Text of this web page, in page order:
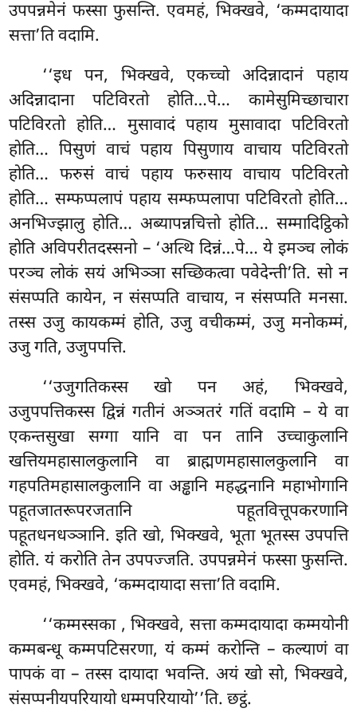
उपपन्नमेनं फस्सा फुसन्ति. एवमहं, भिक्खवे, ‘कम्मदायादा
सत्ता’ति वदामि.
‘‘इध पन, भिक्खवे, एकच्चो अदिन्नादानं पहाय
अदिन्नादाना पटिविरतो होति…पे… कामेसुमिच्छाचारा
पटिविरतो होति… मुसावादंपहाय मुसावादा पटिविरतो
होति… पिसुणं वाचं पहाय पिसुणाय वाचाय पटिविरतो
होति… फरुसं वाचं पहाय फरुसाय वाचाय पटिविरतो
होति… सम्फप्पलापं पहाय सम्फप्पलापा पटिविरतो होति…
अनभिज्झालु होति… अब्यापन्नचित्तो होति… सम्मादिट्ठिको
होति अविपरीतदस्सनो – ‘अत्थि दिन्नं…पे… ये इमञ्च लोकं
परञ्च लोकं सयं अभिञ्ञा सच्छिकत्वा पवेदेन्ती’ति. सो न
संसप्पति कायेन, न संसप्पति वाचाय, न संसप्पति मनसा.
तस्स उजु कायकम्मं होति, उजु वचीकम्मं, उजु मनोकम्मं,
उजु गति, उजुपपत्ति.
‘‘उजुगतिकस्सखो पन अहं, भिक्खवे,
उजुपपत्तिकस्स द्विन्नं गतीनं अञ्ञतरं गतिं वदामि – ये वा
एकन्तसुखा सग्गा यानि वा पन तानि उच्चाकुलानि
खत्तियमहासालकुलानि वा ब्राह्मणमहासालकुलानि वा
गहपतिमहासालकुलानि वा अड्ढानि महद्धनानि महाभोगानि
पहूतजातरूपरजतानि पहूतवित्तूपकरणानि
पहूतधनधञ्ञानि. इति खो, भिक्खवे, भूता भूतस्स उपपत्ति
होति. यं करोति तेन उपपज्जति. उपपन्नमेनं फस्सा फुसन्ति.
एवमहं, भिक्खवे, ‘कम्मदायादा सत्ता’ति वदामि.
‘‘कम्मस्सका , भिक्खवे, सत्ता कम्मदायादा कम्मयोनी
कम्मबन्धू कम्मपटिसरणा, यं कम्मं करोन्ति – कल्याणं वा
पापकं वा – तस्स दायादा भवन्ति. अयं खो सो, भिक्खवे,
संसप्पनीयपरियायो धम्मपरियायो’’ति. छट्ठं.